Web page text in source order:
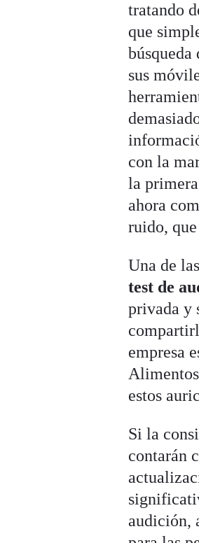
tratando
que
sus
con la
la
ahora
ruido,
Una de
test de
privada y
empresa
estos
Si la
contarán
audición,